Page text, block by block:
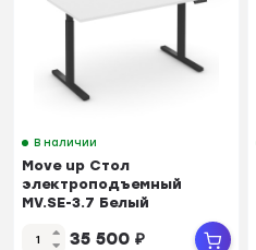
В наличии
Move up Стол
электроподъемный
MV.SE-3.7 Белый
Черный 1380*72...
35 500 ₽